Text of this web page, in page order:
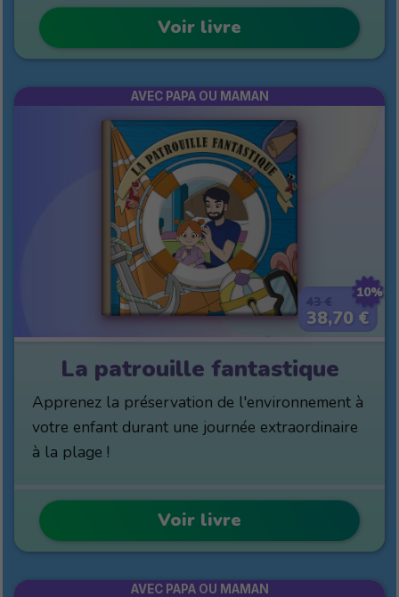
Voir livre
10%
38,70 €
AVEC PAPA OU MAMAN
La patrouille fantastique
Apprenez la préservation de l'environnement à
votre enfant durant une journée extraordinaire
à la plage !
Voir livre
AVEC PAPA OU MAMAN